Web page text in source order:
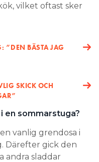
vilket oftast sker
”DEN BÄSTA JAG
SKICK OCH
en sommarstuga?
vanlig grendosa i
Därefter gick den
andra sladdar